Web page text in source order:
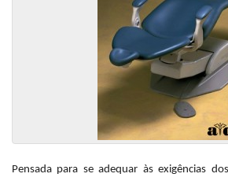
Pensada para se adequar às exigências